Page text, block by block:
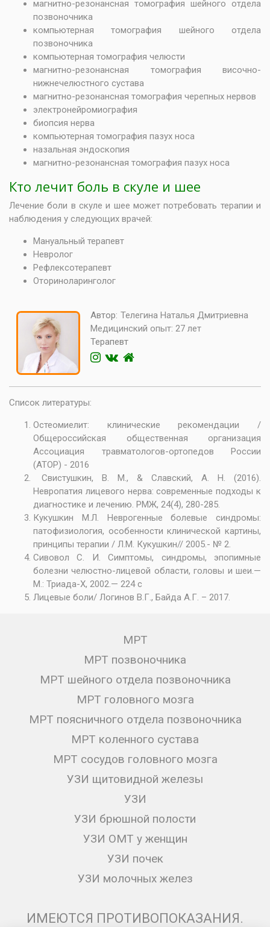
магнитно-резонансная томография шейного отдела
позвоночника
компьютерная томография шейного отдела
позвоночника
компьютерная томография челюсти
магнитно-резонансная томография височно-
нижнечелюстного сустава
магнитно-резонансная томография черепных нервов
электронейромиография
биопсия нерва
компьютерная томография пазух носа
назальная эндоскопия
магнитно-резонансная томография пазух носа
Кто лечит боль в скуле и шее
Лечение боли в скуле и шее может потребовать терапии и
наблюдения у следующих врачей:
Мануальный терапевт
Невролог
Рефлексотерапевт
Оториноларинголог
Автор: Телегина Наталья Дмитриевна
Медицинский опыт: 27 лет
Терапевт
Список литературы:
Остеомиелит: клинические рекомендации /
Общероссийская общественная организация
Ассоциация травматологов-ортопедов России
(АТОР) - 2016
Свистушкин, В. М., & Славский, А. Н. (2016).
Невропатия лицевого нерва: современные подходы к
диагностике и лечению. РМЖ, 24(4), 280-285.
Кукушкин М.Л. Неврогенные болевые синдромы:
патофизиология, особенности клинической картины,
принципы терапии / Л.М. Кукушкин// 2005.- № 2.
Сивовол С. И. Симптомы, синдромы, эпопимные
болезни челюстно-лицевой области, головы и шеи.—
М.: Триада-Х, 2002.— 224 с
Лицевые боли/ Логинов В.Г., Байда А.Г. – 2017.
МРТ
МРТ позвоночника
МРТ шейного отдела позвоночника
МРТ головного мозга
МРТ поясничного отдела позвоночника
МРТ коленного сустава
МРТ сосудов головного мозга
УЗИ щитовидной железы
УЗИ
УЗИ брюшной полости
УЗИ ОМТ у женщин
УЗИ почек
УЗИ молочных желез
ИМЕЮТСЯ ПРОТИВОПОКАЗАНИЯ.